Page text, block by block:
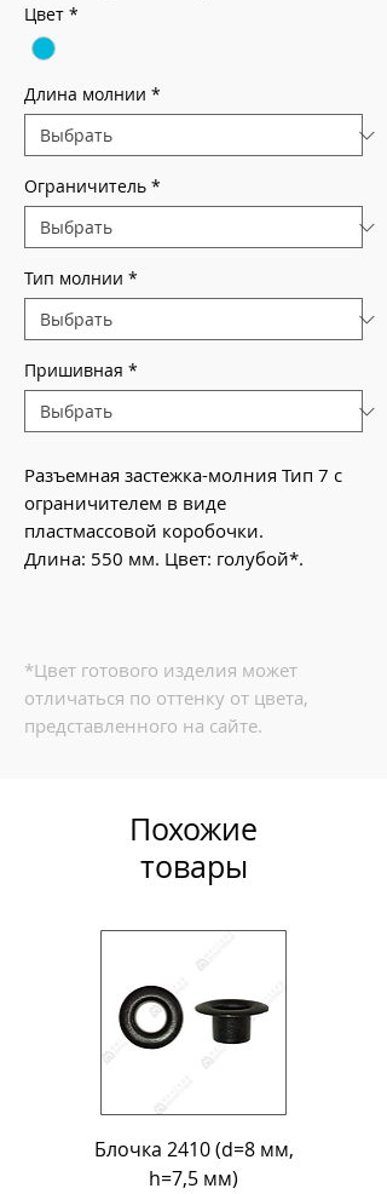
Цвет *
Длина молнии *
Ограничитель *
Тип молнии *
Пришивная *
Разъемная застежка-молния Тип 7 с
ограничителем в виде
пластмассовой коробочки.
Длина: 550 мм. Цвет: голубой*.
*Цвет готового изделия может
отличаться по оттенку от цвета,
представленного на сайте.
Похожие
товары
Блочка 2410 (d=8 мм,
h=7,5 мм)